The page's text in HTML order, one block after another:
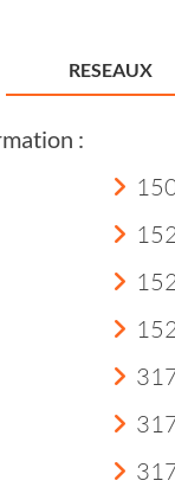
RESEAUX
: